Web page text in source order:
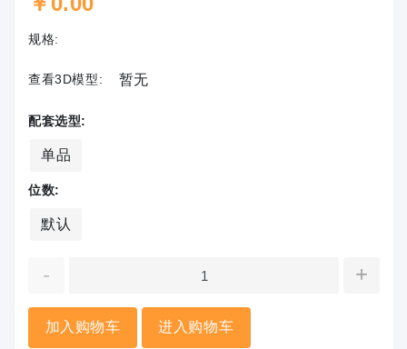
规格:
查看3D模型: 暂无
配套选型:
单品
位数:
默认
- +
加入购物车 进入购物车